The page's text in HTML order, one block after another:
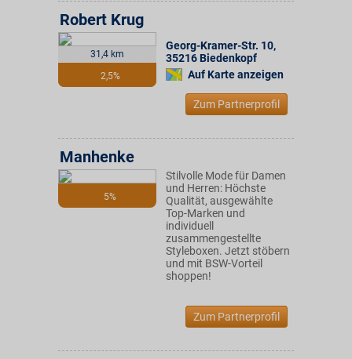
31,4 km
2,5%
Robert Krug
Georg-Kramer-Str. 10,
35216 Biedenkopf
Auf Karte anzeigen
Zum Partnerprofil
5%
Manhenke
Stilvolle Mode für Damen
und Herren: Höchste
Qualität, ausgewählte
Top-Marken und
individuell
zusammengestellte
Styleboxen. Jetzt stöbern
und mit BSW-Vorteil
shoppen!
Zum Partnerprofil